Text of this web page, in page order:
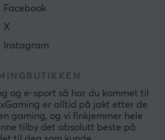
Facebook
X
Instagram
og e-sport så har du kommet til
er alltid på jakt etter de
gaming, og vi finkjemmer hele
tilby det absolutt beste på